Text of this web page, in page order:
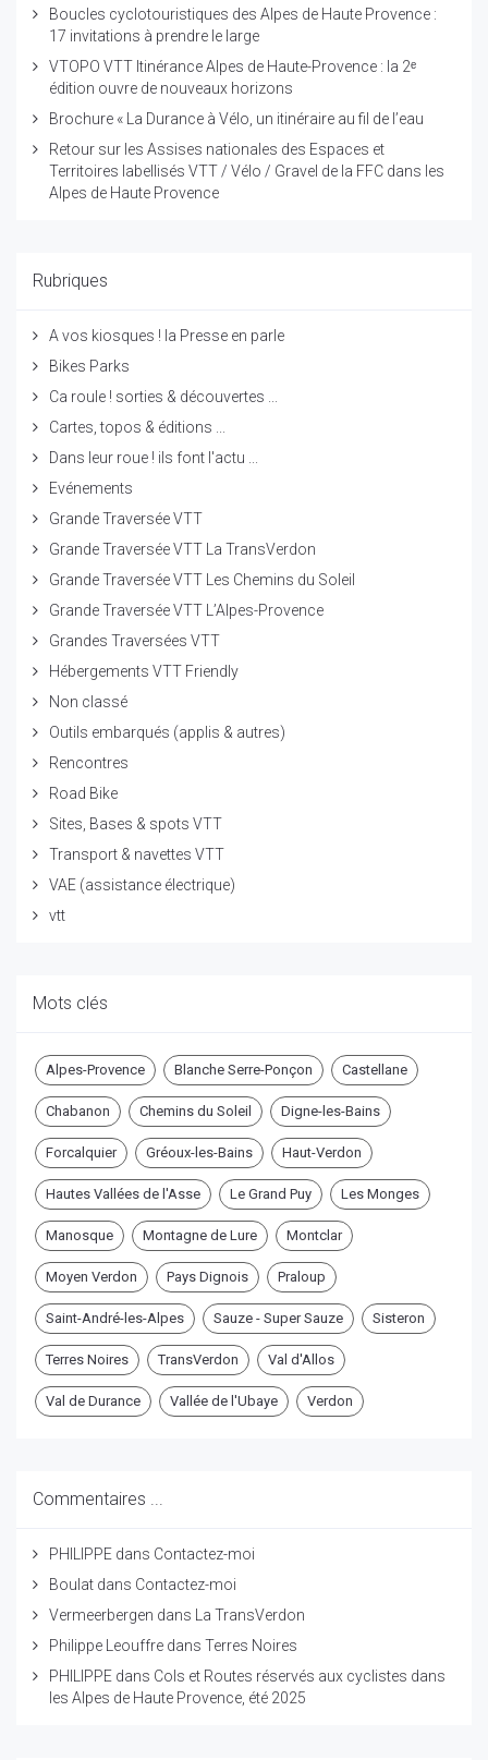
Boucles cyclotouristiques des Alpes de Haute Provence :
17 invitations à prendre le large
VTOPO VTT Itinérance Alpes de Haute-Provence : la 2ᵉ
édition ouvre de nouveaux horizons
Brochure « La Durance à Vélo, un itinéraire au fil de l’eau
Retour sur les Assises nationales des Espaces et
Territoires labellisés VTT / Vélo / Gravel de la FFC dans les
Alpes de Haute Provence
Rubriques
A vos kiosques ! la Presse en parle
Bikes Parks
Ca roule ! sorties & découvertes ...
Cartes, topos & éditions ...
Dans leur roue ! ils font l'actu ...
Evénements
Grande Traversée VTT
Grande Traversée VTT La TransVerdon
Grande Traversée VTT Les Chemins du Soleil
Grande Traversée VTT L’Alpes-Provence
Grandes Traversées VTT
Hébergements VTT Friendly
Non classé
Outils embarqués (applis & autres)
Rencontres
Road Bike
Sites, Bases & spots VTT
Transport & navettes VTT
VAE (assistance électrique)
vtt
Mots clés
Alpes-Provence Blanche Serre-Ponçon Castellane
Chabanon Chemins du Soleil Digne-les-Bains
Forcalquier Gréoux-les-Bains Haut-Verdon
Hautes Vallées de l'Asse Le Grand Puy Les Monges
Manosque Montagne de Lure Montclar
Moyen Verdon Pays Dignois Praloup
Saint-André-les-Alpes Sauze - Super Sauze Sisteron
Terres Noires TransVerdon Val d'Allos
Val de Durance Vallée de l'Ubaye Verdon
Commentaires ...
PHILIPPE dans Contactez-moi
Boulat dans Contactez-moi
Vermeerbergen dans
La TransVerdon
Philippe Leouffre dans Terres Noires
PHILIPPE dans Cols et Routes réservés aux cyclistes dans
les Alpes de Haute Provence, été 2025